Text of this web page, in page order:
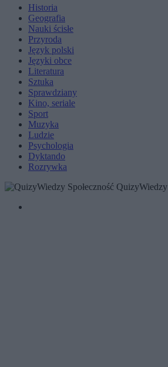
Historia
Geografia
Nauki ścisłe
Przyroda
Język polski
Języki obce
Literatura
Sztuka
Sprawdziany
Kino, seriale
Sport
Muzyka
Ludzie
Psychologia
Dyktando
Rozrywka
Społeczność QuizyWiedzy